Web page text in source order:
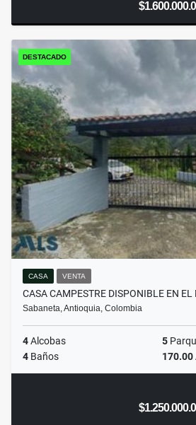
DESTACADO
CASA VENTA
CASA CAMPESTRE DISPONIBLE EN
Sabaneta, Antioquia, Colombia
4Alcobas 5
4 Baños 170.00